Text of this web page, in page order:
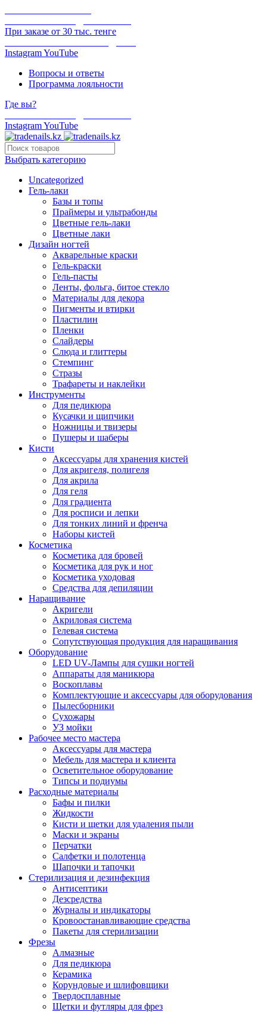
При заказе от 30 тыс. тенге
InstagramYouTube
Вопросы и ответы
Программа лояльности
Где вы?
InstagramYouTube
Выбрать категорию
Uncategorized
Гель-лаки
Базы и топы
Праймеры и ультрабонды
Цветные гель-лаки
Цветные лаки
Дизайн ногтей
Акварельные краски
Гель-краски
Гель-пасты
Ленты, фольга, битое стекло
Материалы для декора
Пигменты и втирки
Пластилин
Пленки
Слайдеры
Слюда и глиттеры
Стемпинг
Стразы
Трафареты и наклейки
Инструменты
Для педикюра
Кусачки и щипчики
Ножницы и твизеры
Пушеры и шаберы
Кисти
Аксессуары для хранения кистей
Для акригеля, полигеля
Для акрила
Для геля
Для градиента
Для росписи и лепки
Для тонких линий и френча
Наборы кистей
Косметика
Косметика для бровей
Косметика для рук и ног
Косметика уходовая
Средства для депиляции
Наращивание
Акригели
Акриловая система
Гелевая система
Сопутствующая продукция для наращивания
Оборудование
LED UV-Лампы для сушки ногтей
Аппараты для маникюра
Воскоплавы
Комплектующие и аксессуары для оборудования
Пылесборники
Сухожары
УЗ мойки
Рабочее место мастера
Аксессуары для мастера
Мебель для мастера и клиента
Осветительное оборудование
Типсы и подиумы
Расходные материалы
Бафы и пилки
Жидкости
Кисти и щетки для удаления пыли
Маски и экраны
Перчатки
Салфетки и полотенца
Шапочки и тапочки
Стерилизация и дезинфекция
Антисептики
Дезсредства
Журналы и индикаторы
Кровоостанавливающие средства
Пакеты для стерилизации
Фрезы
Алмазные
Для педикюра
Керамика
Корундовые и шлифовщики
Твердосплавные
Щетки и футляры для фрез